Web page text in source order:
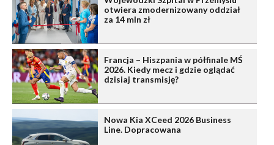
otwiera zmodernizowany oddział
za 14 mln zł
Francja – Hiszpania w półfinale MŚ
2026. Kiedy mecz i gdzie oglądać
dzisiaj transmisję?
Nowa Kia XCeed 2026 Business
Line. Dopracowana